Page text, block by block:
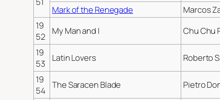
Mark of the Renegade
Marcos
19
52
My Man and I
Chu Chu
19
53
Latin Lovers
Roberto
19
54
The Saracen Blade
Pietro